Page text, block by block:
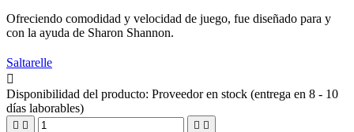
Ofreciendo comodidad y velocidad de juego, fue diseñado para y
con la ayuda de Sharon Shannon.
Saltarelle

Disponibilidad del producto: Proveedor en stock (entrega en 8 - 10
días laborables)
   